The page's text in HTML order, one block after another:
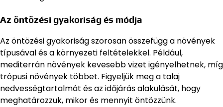
Az öntözési gyakoriság és módja
Az öntözési gyakoriság szorosan összefügg a növények
típusával és a környezeti feltételekkel. Például,
mediterrán növények kevesebb vizet igényelhetnek, míg
trópusi növények többet. Figyeljük meg a talaj
nedvességtartalmát és az időjárás alakulását, hogy
meghatározzuk, mikor és mennyit öntözzünk.